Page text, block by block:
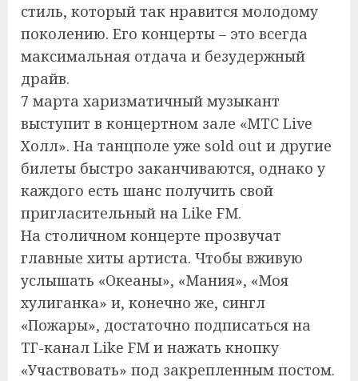
стиль, который так нравится молодому
поколению. Его концерты – это всегда
максимальная отдача и безудержный
драйв.
7 марта харизматичный музыкант
выступит в концертном зале «МТС Live
Холл». На танцполе уже sold out и другие
билеты быстро заканчиваются, однако у
каждого есть шанс получить свой
пригласительный на Like FM.
На столичном концерте прозвучат
главные хиты артиста. Чтобы вживую
услышать «Океаны», «Мания», «Моя
хулиганка» и, конечно же, сингл
«Пожары», достаточно подписаться на
ТГ-канал Like FM и нажать кнопку
«Участвовать» под закрепленным постом.